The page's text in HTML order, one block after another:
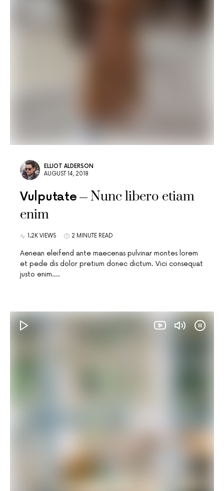
ELLIOT ALDERSON
AUGUST 14, 2018
Vulputate
Nunc libero etiam
enim
1.2K VIEWS 2 MINUTE READ
Aenean eleifend ante maecenas pulvinar montes lorem
et pede dis dolor pretium donec dictum. Vici consequat
justo enim.…